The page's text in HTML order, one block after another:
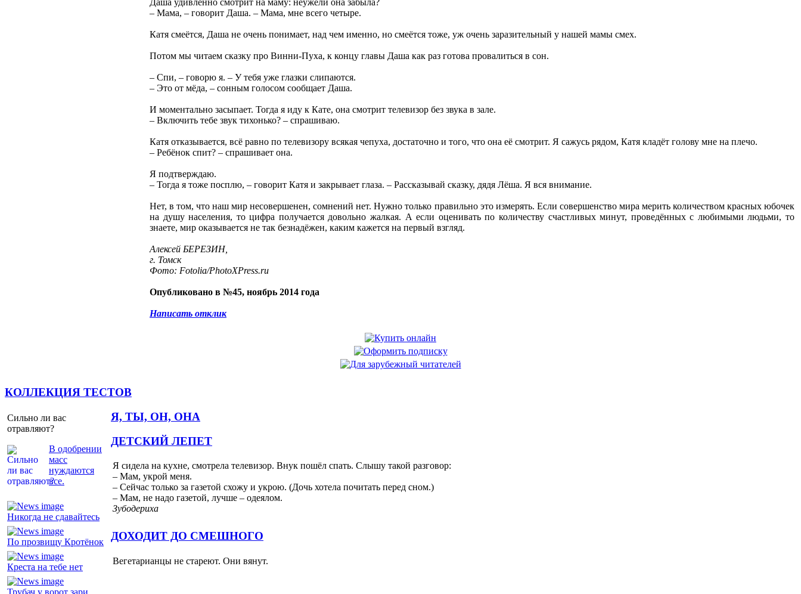
Даша удивлённо смотрит на маму: неужели она забыла?
– Мама, – говорит Даша. – Мама, мне всего четыре.
Катя смеётся, Даша не очень понимает, над чем именно, но смеётся тоже, уж очень заразительный у нашей мамы смех.
Потом мы читаем сказку про Винни-Пуха, к концу главы Даша как раз готова провалиться в сон.
– Спи, – говорю я. – У тебя уже глазки слипаются.
– Это от мёда, – сонным голосом сообщает Даша.
И моментально засыпает. Тогда я иду к Кате, она смотрит телевизор без звука в зале.
– Включить тебе звук тихонько? – спрашиваю.
Катя отказывается, всё равно по телевизору всякая чепуха, достаточно и того, что она её смотрит. Я сажусь рядом, Катя кладёт голову мне на плечо.
– Ребёнок спит? – спрашивает она.
Я подтверждаю.
– Тогда я тоже посплю, – говорит Катя и закрывает глаза. – Рассказывай сказку, дядя Лёша. Я вся внимание.
Нет, в том, что наш мир несовершенен, сомнений нет. Нужно только правильно это измерять. Если совершенство мира мерить количеством красных юбочек
на душу населения, то цифра получается довольно жалкая. А если оценивать по количеству счастливых минут, проведённых с любимыми людьми, то
знаете, мир оказывается не так безнадёжен, каким кажется на первый взгляд.
Алексей БЕРЕЗИН,
г. Томск
Фото: Fotolia/PhotoXPress.ru
Опубликовано в №45, ноябрь 2014 года
Написать отклик
КОЛЛЕКЦИЯ ТЕСТОВ
Сильно ли вас
отравляют?
В одобрении
масс
нуждаются
все.
Я, ТЫ, ОН, ОНА
Никогда не сдавайтесь
По прозвищу Кротёнок
Креста на тебе нет
Трубач у ворот зари
ДЕТСКИЙ ЛЕПЕТ
Я сидела на кухне, смотрела телевизор. Внук пошёл спать. Слышу такой разговор:
– Мам, укрой меня.
– Сейчас только за газетой схожу и укрою. (Дочь хотела почитать перед сном.)
– Мам, не надо газетой, лучше – одеялом.
Зубодериха
ДОХОДИТ ДО СМЕШНОГО
Вегетарианцы не стареют. Они вянут.